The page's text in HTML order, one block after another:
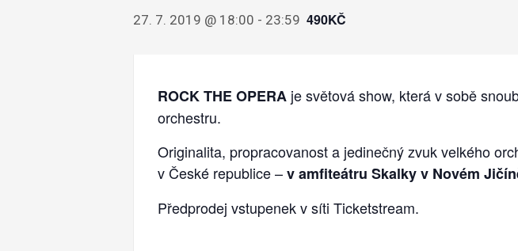
27. 7. 2019 @ 18:00 - 23:59 490KČ
ROCK THE OPERA je světová show, která v sobě
orchestru.
Originalita, propracovanost a jedinečný zvuk velkého
v České republice –v amfiteátru Skalky v Novém
Předprodej vstupenek v síti Ticketstream.